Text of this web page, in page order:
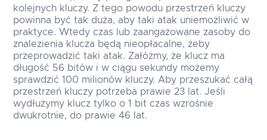
kolejnych kluczy. Z tego powodu przestrzeń kluczy
powinna być tak duża, aby taki atak uniemożliwić w
praktyce. Wtedy czas lub zaangażowane zasoby do
znalezienia klucza będą nieopłacalne, żeby
przeprowadzić taki atak. Załóżmy, że klucz ma
długość 56 bitów i w ciągu sekundy możemy
sprawdzić 100 milionów kluczy. Aby przeszukać całą
przestrzeń kluczy potrzeba prawie 23 lat. Jeśli
wydłużymy klucz tylko o 1 bit czas wzrośnie
dwukrotnie, do prawie 46 lat.